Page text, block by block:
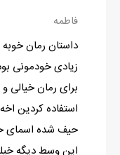
چیکار میتونه بکنه؟؟؟؟
فرزند خانواده ی
سلطنتی،میتونه تمام
کنه. سوار بر باد بشه. آب رو
کنترل کنه. خاک رو حرکت
برقرار کنه. اون قدرتش
فاطمه
داستان رمان
زیادی خودمونی
برای رمان خیالی
استفاده کردین
حیف شده اسمای
این وسط دیگه